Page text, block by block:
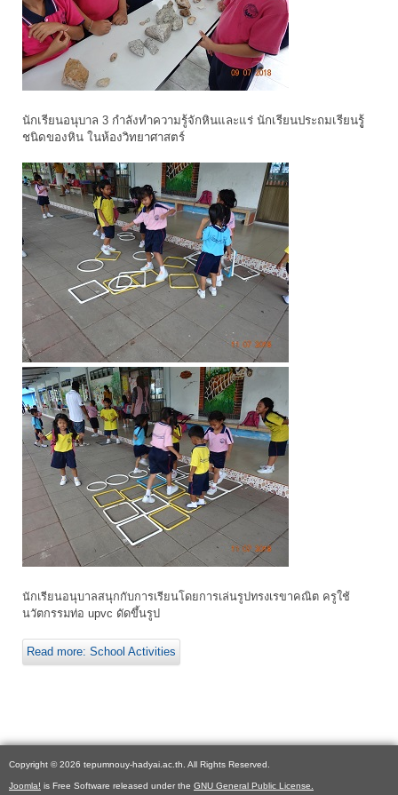
นักเรียนอนุบาล 3 กำลังทำความรู้จักหินและแร่ นักเรียนประถมเรียนรูู้
ชนิดของหิน ในห้องวิทยาศาสตร์
นักเรียนอนุบาลสนุกกับการเรียนโดยการเล่นรูปทรงเรขาคณิต ครูใช้
นวัตกรรมท่อ upvc ดัดขึ้นรูป
Read more: School Activities
Copyright © 2026 tepumnouy-hadyai.ac.th. All Rights Reserved.
Joomla! is Free Software released under the GNU General Public License.